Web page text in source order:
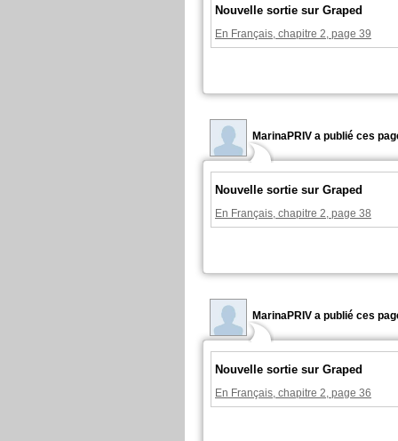
Nouvelle sortie sur Graped
En Français, chapitre 2, page 39
MarinaPRIV a publié ces
Nouvelle sortie sur Graped
En Français, chapitre 2, page 38
MarinaPRIV a publié ces
Nouvelle sortie sur Graped
En Français, chapitre 2, page 36